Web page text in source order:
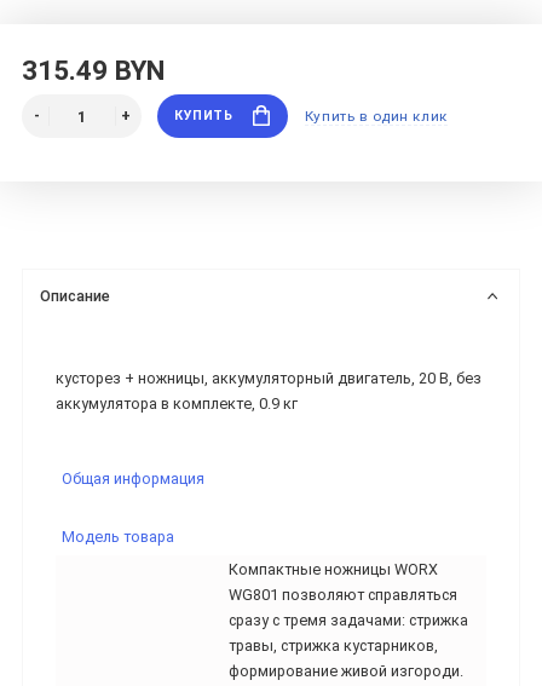
315.49 BYN
КУПИТЬ Купить в один клик
Описание
кусторез + ножницы, аккумуляторный двигатель, 20 В, без
аккумулятора в комплекте, 0.9 кг
Общая информация
Модель товара
Компактные ножницы WORX
WG801 позволяют справляться
сразу с тремя задачами: стрижка
травы, стрижка кустарников,
формирование живой изгороди.